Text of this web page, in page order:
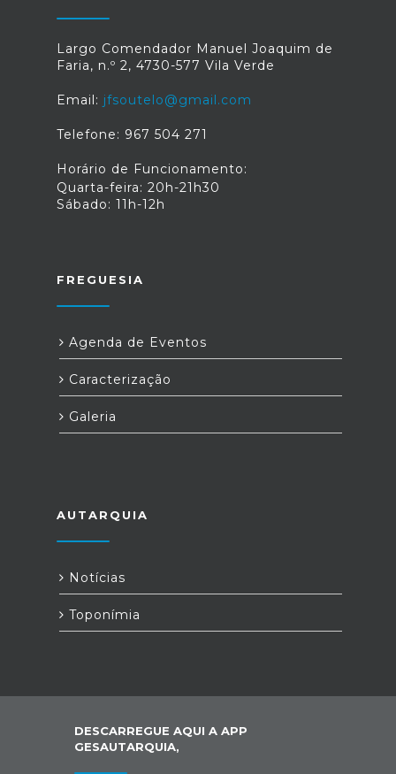
Largo Comendador Manuel Joaquim de
Faria, n.º 2, 4730-577 Vila Verde
Email: jfsoutelo@gmail.com
Telefone: 967 504 271
Horário de Funcionamento:
Quarta-feira: 20h-21h30
Sábado: 11h-12h
FREGUESIA
Agenda de Eventos
Caracterização
Galeria
AUTARQUIA
Notícias
Toponímia
DESCARREGUE AQUI A APP
GESAUTARQUIA,